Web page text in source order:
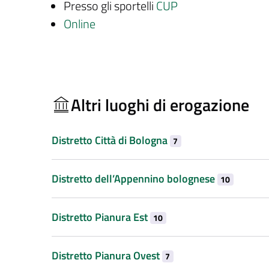
Presso gli sportelli CUP
Online
Altri luoghi di erogazione
Distretto Città di Bologna 7
Distretto dell’Appennino bolognese 10
Distretto Pianura Est 10
Distretto Pianura Ovest 7